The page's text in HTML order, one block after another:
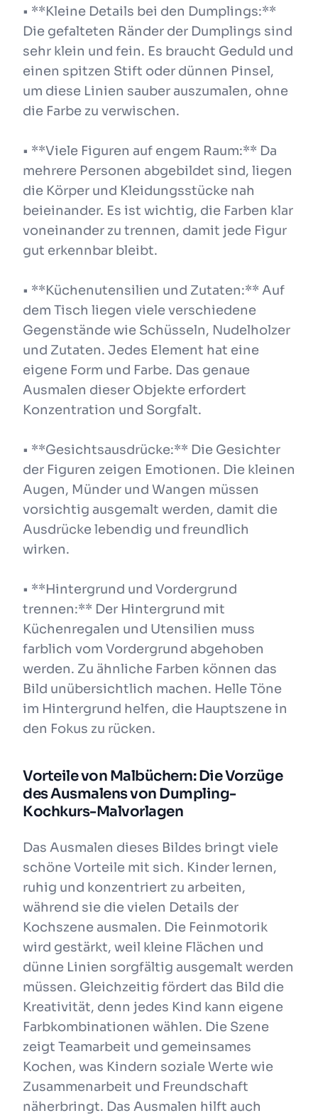
• **Kleine Details bei den Dumplings:**
Die gefalteten Ränder der Dumplings sind
sehr klein und fein. Es braucht Geduld und
einen spitzen Stift oder dünnen Pinsel,
um diese Linien sauber auszumalen, ohne
die Farbe zu verwischen.
• **Viele Figuren auf engem Raum:** Da
mehrere Personen abgebildet sind, liegen
die Körper und Kleidungsstücke nah
beieinander. Es ist wichtig, die Farben klar
voneinander zu trennen, damit jede Figur
gut erkennbar bleibt.
• **Küchenutensilien und Zutaten:** Auf
dem Tisch liegen viele verschiedene
Gegenstände wie Schüsseln, Nudelholzer
und Zutaten. Jedes Element hat eine
eigene Form und Farbe. Das genaue
Ausmalen dieser Objekte erfordert
Konzentration und Sorgfalt.
• **Gesichtsausdrücke:** Die Gesichter
der Figuren zeigen Emotionen. Die kleinen
Augen, Münder und Wangen müssen
vorsichtig ausgemalt werden, damit die
Ausdrücke lebendig und freundlich
wirken.
• **Hintergrund und Vordergrund
trennen:** Der Hintergrund mit
Küchenregalen und Utensilien muss
farblich vom Vordergrund abgehoben
werden. Zu ähnliche Farben können das
Bild unübersichtlich machen. Helle Töne
im Hintergrund helfen, die Hauptszene in
den Fokus zu rücken.
Vorteile von Malbüchern: Die Vorzüge
des Ausmalens von Dumpling-
Kochkurs-Malvorlagen
Das Ausmalen dieses Bildes bringt viele
schöne Vorteile mit sich. Kinder lernen,
ruhig und konzentriert zu arbeiten,
während sie die vielen Details der
Kochszene ausmalen. Die Feinmotorik
wird gestärkt, weil kleine Flächen und
dünne Linien sorgfältig ausgemalt werden
müssen. Gleichzeitig fördert das Bild die
Kreativität, denn jedes Kind kann eigene
Farbkombinationen wählen. Die Szene
zeigt Teamarbeit und gemeinsames
Kochen, was Kindern soziale Werte wie
Zusammenarbeit und Freundschaft
näherbringt. Das Ausmalen hilft auch